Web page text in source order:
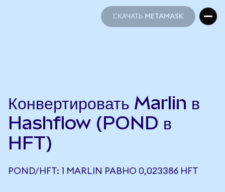
СКАЧАТЬ METAMASK
Конвертировать Marlin в
Hashflow (POND в
HFT)
POND/HFT: 1 MARLIN РАВНО 0,023386 HFT